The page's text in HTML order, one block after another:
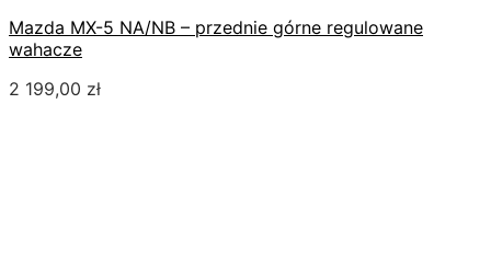
Mazda MX-5 NA/NB – przednie górne regulowane
wahacze
2 199,00 zł